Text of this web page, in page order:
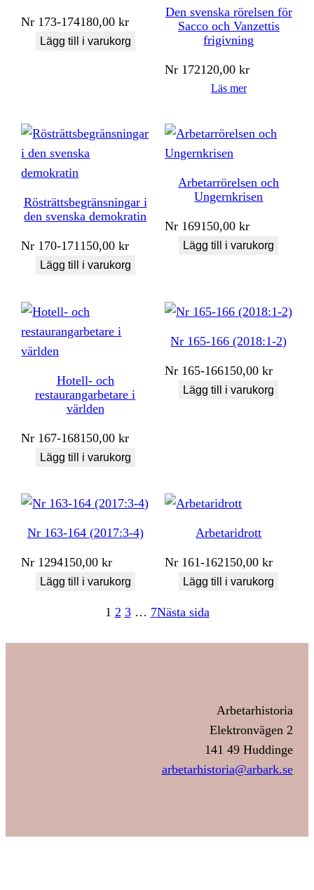
Nr 173-174180,00kr
Lägg till i varukorg
Den svenska rörelsen för
Sacco och Vanzettis
frigivning
Nr 172120,00kr
Läs mer
Rösträttsbegränsningar i
den svenska demokratin
Nr 170-171150,00kr
Lägg till i varukorg
Arbetarrörelsen och
Ungernkrisen
Nr 169150,00kr
Lägg till i varukorg
Hotell- och
restaurangarbetare i
världen
Nr 167-168150,00kr
Lägg till i varukorg
Nr 165-166 (2018:1-2)
Nr 165-166150,00kr
Lägg till i varukorg
Nr 163-164 (2017:3-4)
Nr 1294150,00kr
Lägg till i varukorg
Arbetaridrott
Nr 161-162150,00kr
Lägg till i varukorg
1 2 3 … 7Nästa sida
Arbetarhistoria
Elektronvägen 2
141 49 Huddinge
arbetarhistoria@arbark.se